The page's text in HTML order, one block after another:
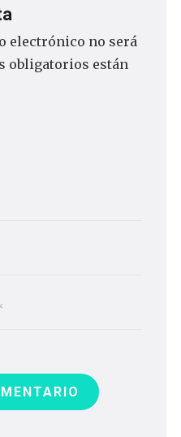
electrónico no será
obligatorios están